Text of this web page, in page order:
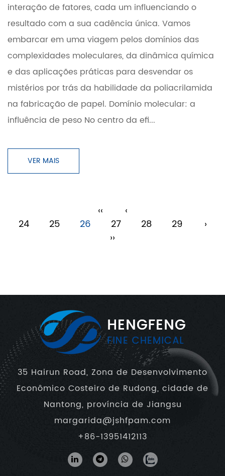
interação de fatores, cada um influenciando o
resultado com a sua cadência única. Vamos
embarcar em uma viagem pelos domínios das
complexidades moleculares, da dinâmica química
e das aplicações práticas para desvendar os
mistérios por trás da habilidade da poliacrilamida
na fabricação de papel. Domínio molecular: a
influência de peso No centro da efi...
VER MAIS
‹‹
‹
24
25 26 27 28 29
›
››
35 Hairun Road, Zona de Desenvolvimento
Econômico Costeiro de Rudong, cidade de
Nantong, província de Jiangsu
margarida@jshfpam.com
+86-13951412113